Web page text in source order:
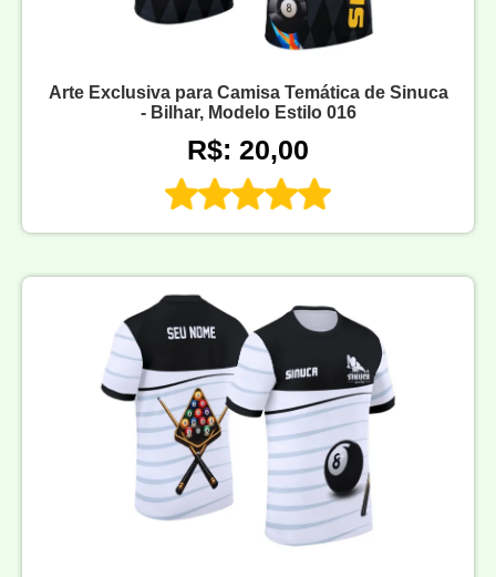
Arte Exclusiva para Camisa Temática de Sinuca
- Bilhar, Modelo Estilo 016
R$: 20,00